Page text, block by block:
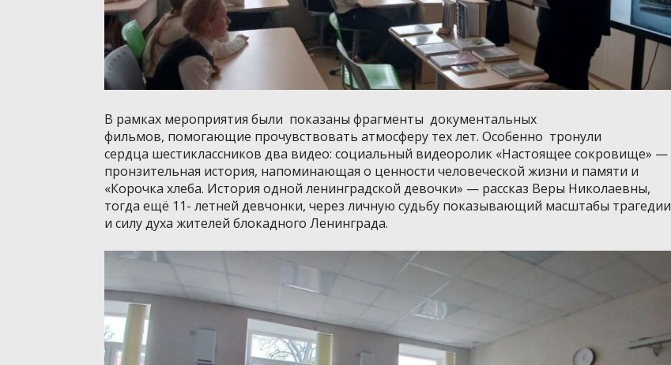
В рамках мероприятия были показаны фрагменты документальных
фильмов, помогающие прочувствовать атмосферу тех лет. Особенно тронули
сердца шестиклассников два видео: социальный видеоролик «Настоящее сокровище» —
пронзительная история, напоминающая о ценности человеческой жизни и памяти и
«Корочка хлеба. История одной ленинградской девочки» — рассказ Веры Николаевны,
тогда ещё 11- летней девчонки, через личную судьбу показывающий масштабы трагедии
и силу духа жителей блокадного Ленинграда.